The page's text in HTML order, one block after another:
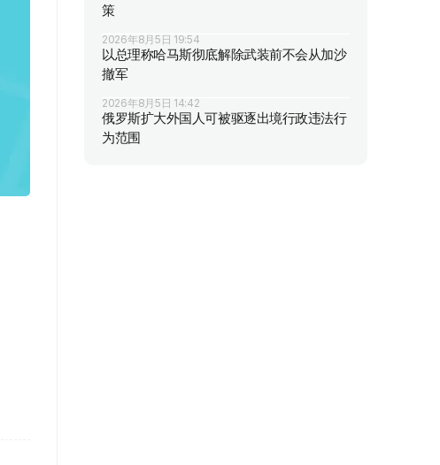
策
2026年8月5日 19:54
以总理称哈马斯彻底解除武装前不会从加沙
撤军
2026年8月5日 14:42
俄罗斯扩大外国人可被驱逐出境行政违法行
为范围